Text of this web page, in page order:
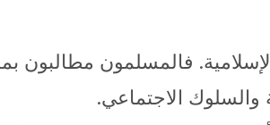
فالمسلمون
والسلوك الاجتماعي.